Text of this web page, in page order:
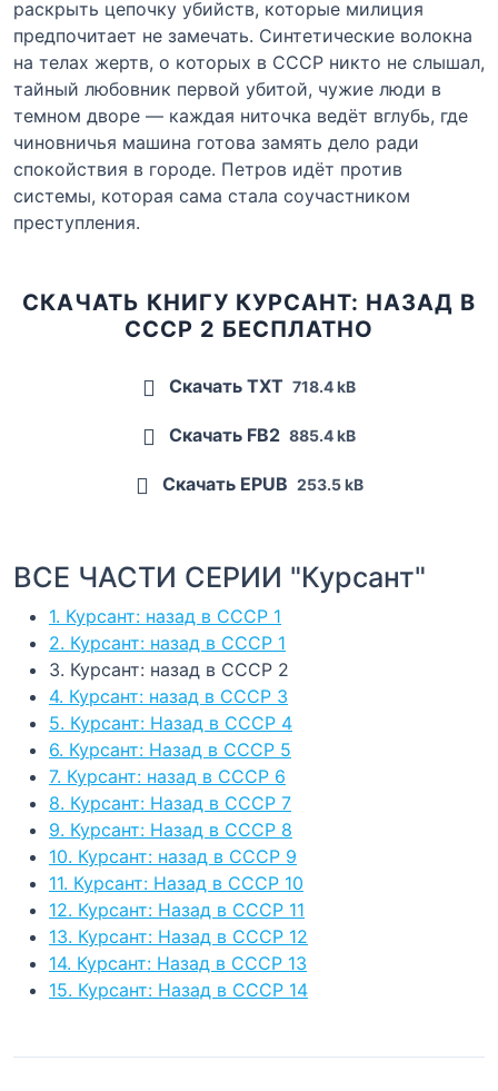
раскрыть цепочку убийств, которые милиция
предпочитает не замечать. Синтетические волокна
на телах жертв, о которых в СССР никто не слышал,
тайный любовник первой убитой, чужие люди в
темном дворе — каждая ниточка ведёт вглубь, где
чиновничья машина готова замять дело ради
спокойствия в городе. Петров идёт против
системы, которая сама стала соучастником
преступления.
СКАЧАТЬ КНИГУ КУРСАНТ: НАЗАД В
СССР 2 БЕСПЛАТНО
Скачать TXT 718.4 kB
Скачать FB2 885.4 kB
Скачать EPUB 253.5 kB
ВСЕ ЧАСТИ СЕРИИ "Курсант"
1. Курсант: назад в СССР 1
2. Курсант: назад в СССР 1
3. Курсант: назад в СССР 2
4. Курсант: назад в СССР 3
5. Курсант: Назад в СССР 4
6. Курсант: Назад в СССР 5
7. Курсант: назад в СССР 6
8. Курсант: Назад в СССР 7
9. Курсант: Назад в СССР 8
10. Курсант: назад в СССР 9
11. Курсант: Назад в СССР 10
12. Курсант: Назад в СССР 11
13. Курсант: Назад в СССР 12
14. Курсант: Назад в СССР 13
15. Курсант: Назад в СССР 14